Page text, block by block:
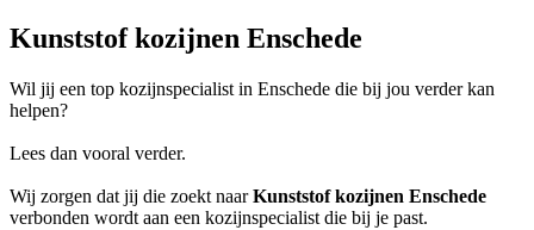
Kunststof kozijnen Enschede
Wil jij een top kozijnspecialist in Enschede die bij jou verder kan
helpen?
Lees dan vooral verder.
Wij zorgen dat jij die zoekt naarKunststof kozijnen Enschede
verbonden wordt aan een kozijnspecialist die bij je past.